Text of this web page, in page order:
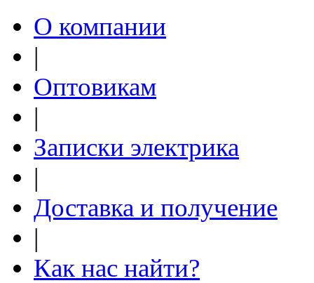
О компании
|
Оптовикам
|
Записки электрика
|
Доставка и получение
|
Как нас найти?